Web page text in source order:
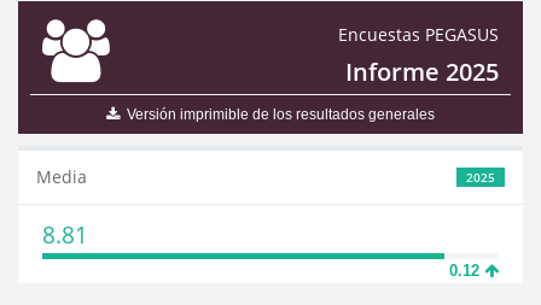
Encuestas PEGASUS
Informe 2025
Versión imprimible de los resultados generales
2025
Media
8.81
0.12